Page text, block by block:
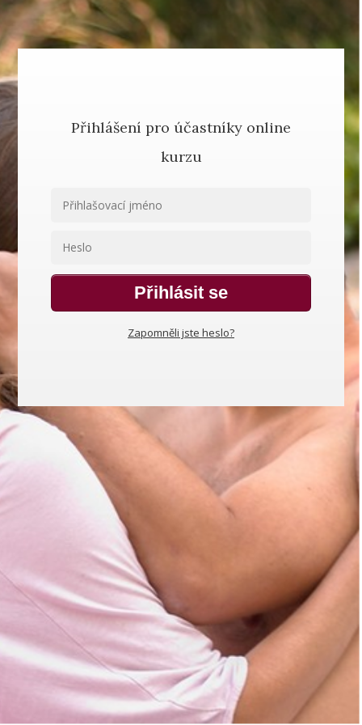
Přihlášení pro účastníky online
kurzu
Přihlásit se
Zapomněli jste heslo?